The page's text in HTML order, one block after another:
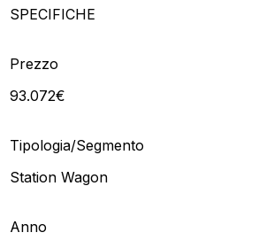
SPECIFICHE
Prezzo
93.072€
Tipologia/Segmento
Station Wagon
Anno